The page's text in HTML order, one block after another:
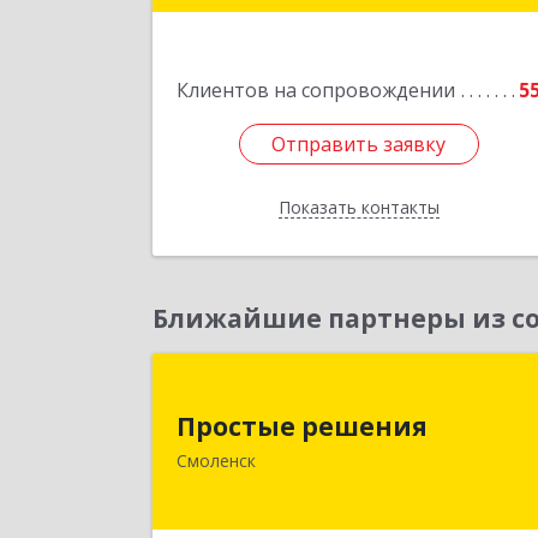
Клиентов на сопровождении
Отправить заявку
Показать контакты
Отправить заявку
Назад
Ближайшие партнеры из
Простые решения
Смоленск
214015, Смоленская обл, Смоленск г,
Большая Краснофлотская ул, дом №